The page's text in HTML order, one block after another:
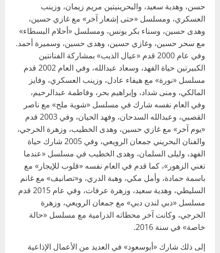
حسن، وهدية سعيد، والبحرينيتين مريم زيمان، وزينب
العسكري، ومسلسل «حتى إشعار آخر» مع غازي حسين،
وهدى حسين، وسناء بكر يونس، ومسلسل «أحلام البسطاء»
مع سحر حسين، وغازي حسين، وهدى حسين، وسميرة أحمد.
وفي عام 2000 قدم «عيال الذيب» بمشاركة الفنانتين
الكبيرتين حياة الفهد، وسعاد عبدالله، وفي العام 2002 قدم
مسلسل «نورة» مع هيفاء عادل، وزينب العسكري، وفايز
المالكي، ومنى شداد، وإبراهيم بحر، وفاطمة عبدالرحيم،
وفي العام نفسه شارك في مسلسل «شوية ملح» مع ناصر
القصبي، وعبدالله السدحان، وفهد الحيان، وفي 2003 قدم
«يوم آخر» مع غازي حسين، وهدى الخطيب، وزهرة الخرجي،
والفنان البحريني جمعان الرويعي، وفي 2005 شارك حياة
الفهد، وليلى السلمان، وهدى الخطيب في مسلسل «عندما
تغني الزهور»، كما قدم في العام نفسه «قلوب للإيجار» مع
باسمة حمادة، وأمل مكي، وهبة الدري، و«تصانيف» مع غانم
السليطي، وهدية سعيد، وزهرة عرفات، وفي عام 2015 قدم
مسلسل «دبي لندن دبي» مع جمعان الرويعي، وزهرة
الخرجي، وكانت آخر محطاته الدرامية مع مسلسل «حالة
خاصة» في سنة 2016.
إلى ذلك شارك «أبوسعود» في العديد من الأعمال الإذاعية